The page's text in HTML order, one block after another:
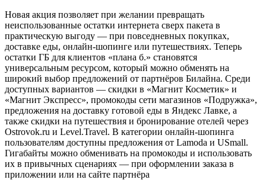
Новая акция позволяет при желании превращать
неиспользованные остатки интернета сверх пакета в
практическую выгоду — при повседневных покупках,
доставке еды, онлайн-шопинге или путешествиях. Теперь
остатки ГБ для клиентов «плана б.» становятся
универсальным ресурсом, который можно обменять на
широкий выбор предложений от партнёров Билайна. Среди
доступных вариантов — скидки в «Магнит Косметик» и
«Магнит Экспресс», промокоды сети магазинов «Подружка»,
предложения на доставку готовой еды в Яндекс Лавке, а
также скидки на путешествия и бронирование отелей через
Ostrovok.ru и Level.Travel. В категории онлайн-шопинга
пользователям доступны предложения от Lamoda и USmall.
Гигабайты можно обменивать на промокоды и использовать
их в привычных сценариях — при оформлении заказа в
приложении или на сайте партнёра